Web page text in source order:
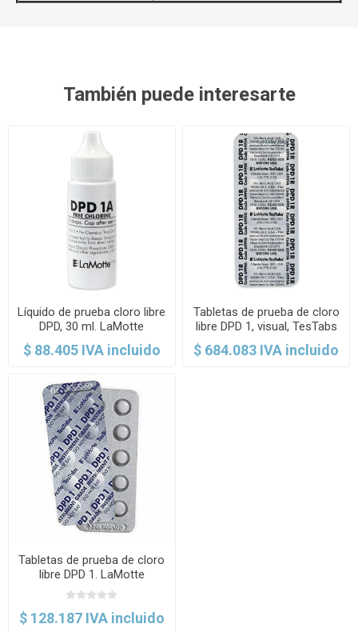
También puede interesarte
Líquido de prueba cloro libre
DPD, 30 ml. LaMotte
$ 88.405 IVA incluido
Tabletas de prueba de cloro
libre DPD 1, visual, TesTabs
®. LaMotte
$ 684.083 IVA incluido
Tabletas de prueba de cloro
libre DPD 1. LaMotte
$ 128.187 IVA incluido